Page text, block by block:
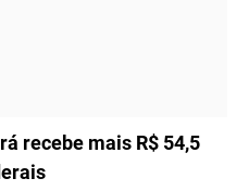
recebe mais R$ 54,5